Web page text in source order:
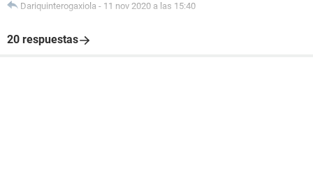
Dariquinterogaxiola - 11 nov 2020 a las 15:40
20 respuestas